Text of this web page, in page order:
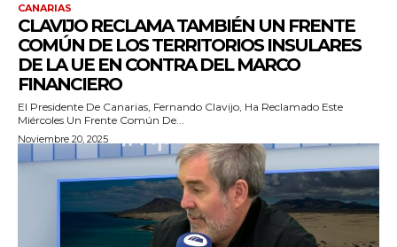
CANARIAS
CLAVIJO RECLAMA TAMBIÉN UN FRENTE
COMÚN DE LOS TERRITORIOS INSULARES
DE LA UE EN CONTRA DEL MARCO
FINANCIERO
El Presidente De Canarias, Fernando Clavijo, Ha Reclamado Este
Miércoles Un Frente Común De...
Noviembre 20, 2025